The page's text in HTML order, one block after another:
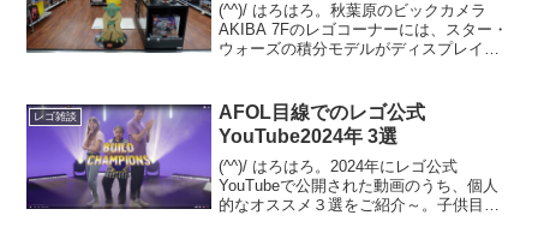
(^^)/ はろはろ。秋葉原のビックカメラ
AKIBA 7Fのレゴコーナーには、スター・
ウォーズの積分モデルがディスプレイさ
リしたアニメ調の積分モデルではなく...
レゴ雑談
AFOL目線でのレゴ公式
YouTube2024年 3選
(^^)/ はろはろ。2024年にレゴ公式
YouTubeで公開された動画のうち、個人
的なオススメ３選をご紹介～。子供目線